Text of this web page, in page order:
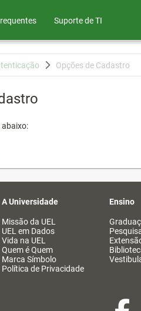
Suporte de TI
Opções de Cadastro
abaixo:
A Universidade
Missão da UEL
UEL em Dados
Vida na UEL
Quem é Quem
Marca Símbolo
Política de Privacidade
Ensino